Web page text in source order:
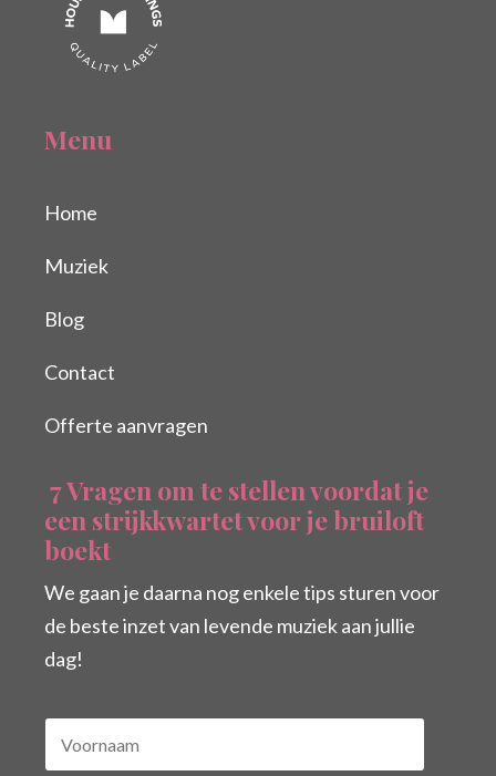
Menu
Home
Muziek
Blog
Contact
Offerte aanvragen
7 Vragen om te stellen voordat je
een strijkkwartet voor je bruiloft
boekt
We gaan je daarna nog enkele tips sturen voor
de beste inzet van levende muziek aan jullie
dag!